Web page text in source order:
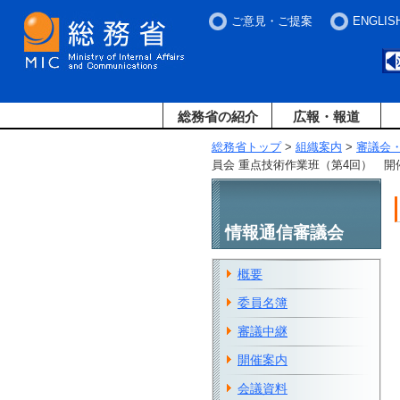
ご意見・ご提案
総務省の紹介 広報・報道
総務省トップ> 組織案内 > 審議会
員会 重点技術作業班（第4回） 開
情報通信審議会
概要
委員名簿
審議中継
開催案内
会議資料